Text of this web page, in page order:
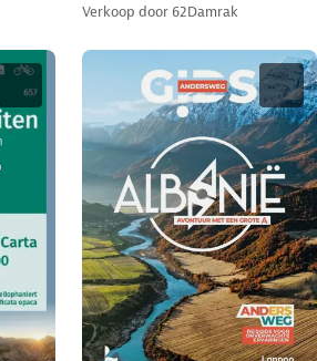
Verkoop door 62Damrak